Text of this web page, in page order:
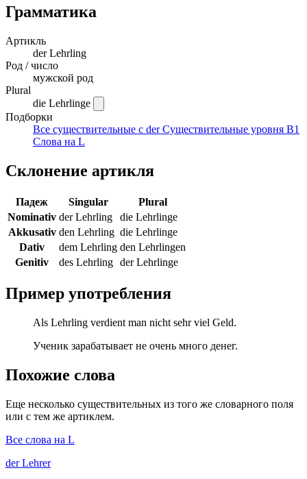
Грамматика
Артикль
derLehrling
Род / число
мужской род
Plural
die Lehrlinge
Подборки
Все существительные с derСуществительные уровня B1
Слова на L
Склонение артикля
Падеж Singular
Plural
Nominativ der Lehrling
die Lehrlinge
Akkusativ den Lehrling die Lehrlinge
Dativ
dem Lehrling den Lehrlingen
Genitiv
des Lehrling der Lehrlinge
Пример употребления
Als Lehrling verdient man nicht sehr viel Geld.
Ученик зарабатывает не очень много денег.
Похожие слова
Еще несколько существительных из того же словарного поля
или с тем же артиклем.
Все слова на L
derLehrer